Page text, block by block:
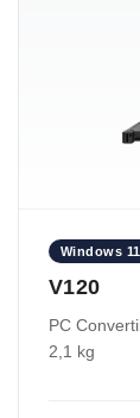
Windows
V120
PC
2,1 kg